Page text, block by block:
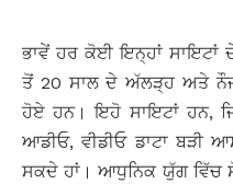
ਭਾਵੇਂ ਹਰ ਕੋਈ ਇਨ੍ਹਾਂ ਸਾਇਟਾਂ
ਤੋਂ 20 ਸਾਲ ਦੇ ਅੱਲੜ੍ਹ ਅਤੇ
ਹੋਏ ਹਨ। ਇਹੋ ਸਾਇਟਾਂ ਹਨ,
ਆਡੀਓ, ਵੀਡੀਓ ਡਾਟਾ ਬੜੀ
ਸਕਦੇ ਹਾਂ। ਆਧੁਨਿਕ ਯੁੱਗ ਵਿੱਚ